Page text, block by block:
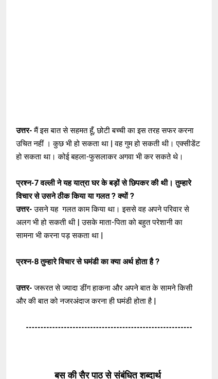
उत्तर- मैं इस बात से सहमत हूँ, छोटी बच्ची का इस तरह सफर करना
उचित नहीं । कुछ भी हो सकता था | वह गुम हो सकती थी। एक्सीडेंट
हो सकता था। कोई बहला-फुसलाकर अगवा भी कर सकते थे।
प्रश्न-7वल्ली ने यह यात्रा घर के बड़ों से छिपकर की थी। तुम्हारे
विचार से उसने ठीक किया या गलत ? क्यों ?
उत्तर-उसने यह गलत काम किया था। इससे वह अपने परिवार से
अलग भी हो सकती थी | उसके माता-पिता को बहुत परेशानी का
सामना भी करना पड़ सकता था |
प्रश्न-8तुम्हारे विचार से घमंडी का क्या अर्थ होता है ?
उत्तर-जरूरत से ज्यादा डींग हाकना और अपने बात के सामने किसी
और की बात को नजरअंदाज करना ही घमंडी होता है |
---------------------------------------------------------
बस की सैर पाठ से संबंधित शब्दार्थ